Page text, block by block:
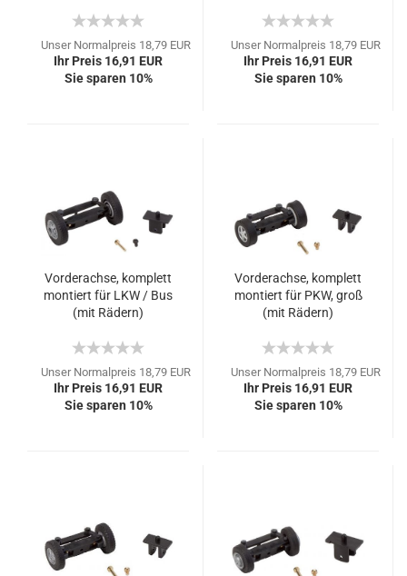
Unser Normalpreis 18,79 EUR
Ihr Preis 16,91 EUR
Sie sparen 10%
Unser Normalpreis 18,79 EUR
Ihr Preis 16,91 EUR
Sie sparen 10%
Vorderachse, komplett
montiert für LKW / Bus
(mit Rädern)
Unser Normalpreis 18,79 EUR
Ihr Preis 16,91 EUR
Sie sparen 10%
Vorderachse, komplett
montiert für PKW, groß
(mit Rädern)
Unser Normalpreis 18,79 EUR
Ihr Preis 16,91 EUR
Sie sparen 10%